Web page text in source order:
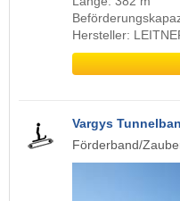
Hersteller:
Vargys
Förderband/